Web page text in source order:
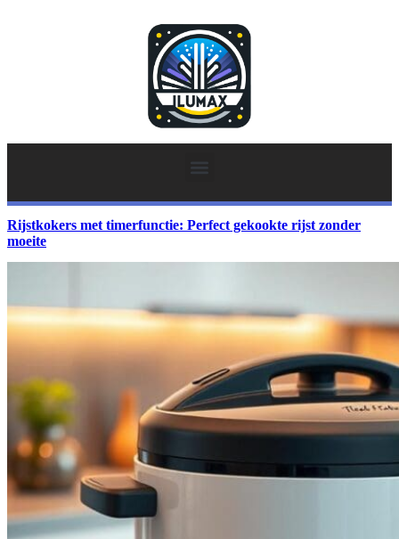
Rijstkokers met timerfunctie: Perfect gekookte rijst zonder
moeite